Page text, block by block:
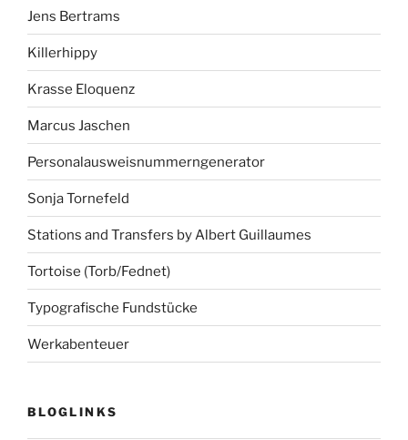
Jens Bertrams
Killerhippy
Krasse Eloquenz
Marcus Jaschen
Personalausweisnummerngenerator
Sonja Tornefeld
Stations and Transfers by Albert Guillaumes
Tortoise (Torb/Fednet)
Typografische Fundstücke
Werkabenteuer
BLOGLINKS